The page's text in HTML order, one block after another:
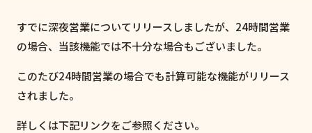
すでに深夜営業についてリリースしましたが、24時間営業
の場合、当該機能では不十分な場合もございました。
このたび24時間営業の場合でも計算可能な機能がリリース
されました。
詳しくは下記リンクをご参照ください。